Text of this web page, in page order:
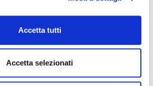
Accetta tutti
Accetta selezionati
sul sito di Assifact:
completo
Articolo successivo